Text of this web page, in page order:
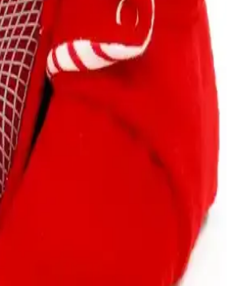
yüksek kalite malzemeleri, şık
kolaylığıyla ebeveynlerin favorisi. Konfor ve
modeller, bebeğinizin hareket özgürlüğünü
Pandufu: Yüksek Kaliteli
Güvenli Kış Seçeneği
doğal malzemelerle üretilmiş,
bebeklerin kış aylarında tercih
ürün.
Bebek Ayakkabıları
erkek bebek ayakkabısı modelleri
özellikleri açısından detaylı